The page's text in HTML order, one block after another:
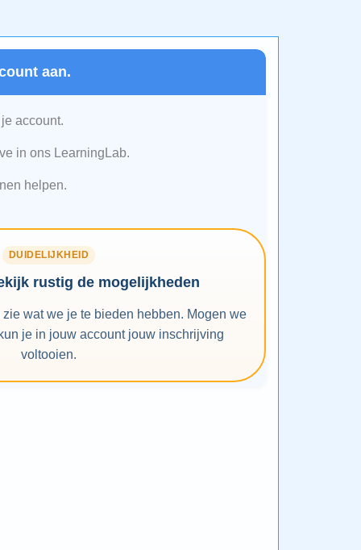
aan.
account.
in ons LearningLab.
helpen.
DUIDELIJKHEID
rustig de mogelijkheden
wat we je te bieden hebben. Mogen we
je in jouw account jouw inschrijving
voltooien.